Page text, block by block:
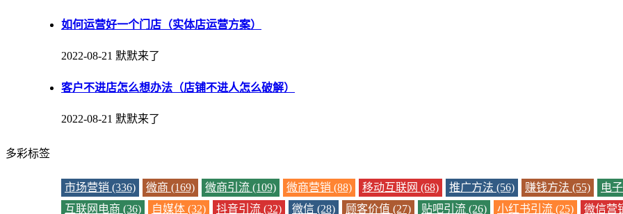
如何运营好一个门店（实体店运营方案）
2022-08-21 默默来了
客户不进店怎么想办法（店铺不进人怎么破解）
2022-08-21 默默来了
多彩标签
市场营销 (336) 微商 (169) 微商引流 (109) 微商营销 (88) 移动互联网 (68) 推广方法 (56) 赚钱方法 (55)
电
互联网电商 (36)
自媒体 (32) 抖音引流 (32) 微信 (28) 顾客价值 (27) 贴吧引流 (26) 小红书引流 (25) 微信营